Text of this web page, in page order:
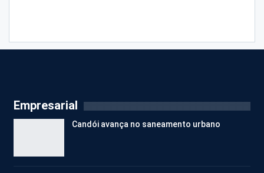
Empresarial
Candói avança no saneamento urbano